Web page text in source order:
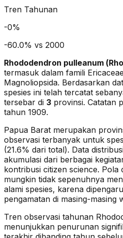
Tren Tahunan
-0%
-60.0% vs 2000
Rhododendron pulleanum (
termasuk dalam famili Ericaceae
Magnoliopsida. Berdasarkan
spesies ini telah tercatat
tersebar di 3 provinsi. Catatan
tahun 1909.
Papua Barat merupakan
observasi terbanyak untuk
(21.6% dari total). Data
akumulasi dari berbagai
kontribusi citizen science. Pola
mungkin tidak sepenuhnya
alami spesies, karena
pengamatan di masing-masing
Tren observasi tahunan
menunjukkan penurunan